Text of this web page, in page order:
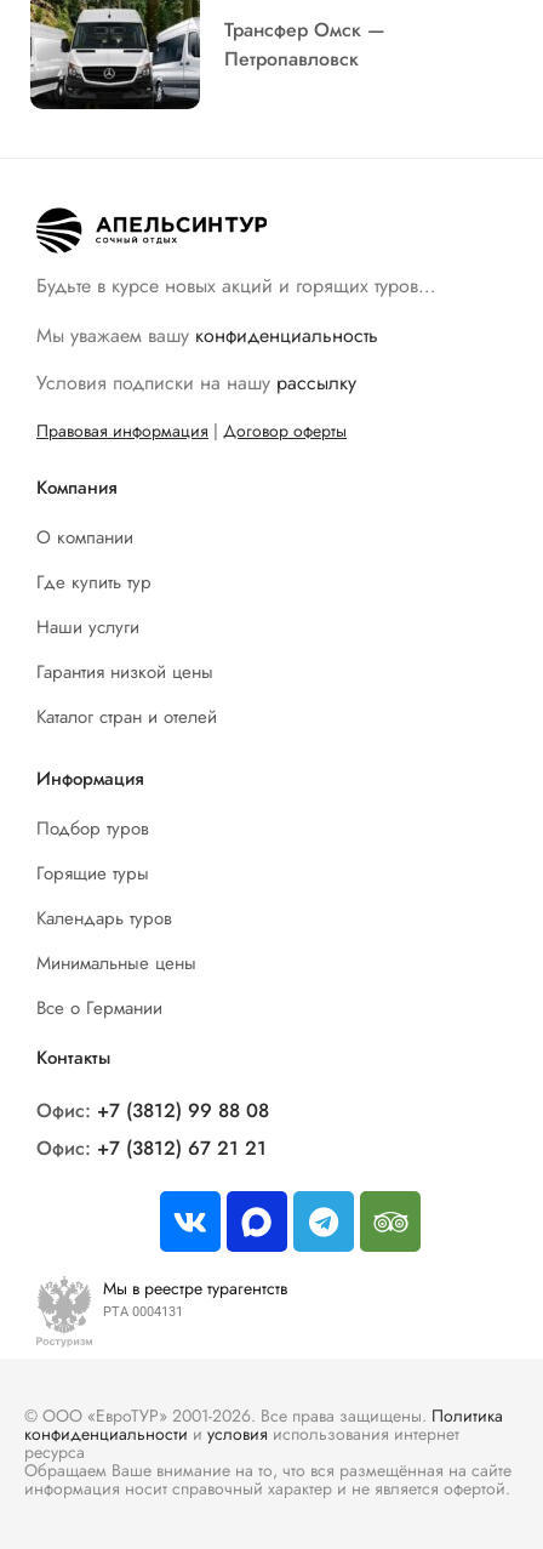
Трансфер Омск —
Петропавловск
Будьте в курсе новых акций и горящих туров…
Мы уважаем вашу конфиденциальность
Условия подписки на нашу рассылку
Правовая информация | Договор оферты
Компания
О компании
Где купить тур
Наши услуги
Гарантия низкой цены
Каталог стран и отелей
Информация
Подбор туров
Горящие туры
Календарь туров
Минимальные цены
Все о Германии
Контакты
Офис: +7 (3812) 99 88 08
Офис: +7 (3812) 67 21 21
Мы в реестре турагентств
РТА 0004131
© ООО «ЕвроТУР» 2001-2026. Все права защищены. Политика
конфиденциальности и условия использования интернет
ресурса
Обращаем Ваше внимание на то, что вся размещённая на сайте
информация носит справочный характер и не является офертой.